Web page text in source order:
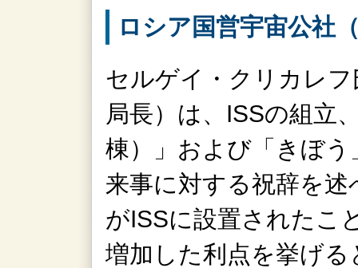
ロシア国営宇宙公社
セルゲイ・クリカレ
局長）は、ISSの組立
棟）」および「きぼ
来事に対する祝辞を
がISSに設置されたこ
増加した利点を挙げ